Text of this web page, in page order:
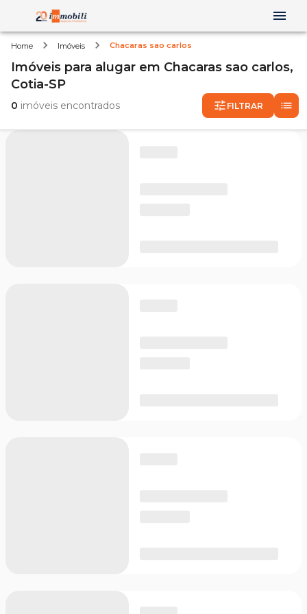
Home Imóveis Chacaras sao carlos
Imóveis para alugar em Chacaras sao carlos,
Cotia-SP
0 imóveis encontrados FILTRAR